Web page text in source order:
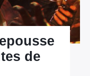
de